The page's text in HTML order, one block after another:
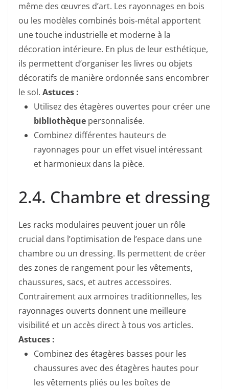
même des œuvres d’art. Les rayonnages en bois
ou les modèles combinés bois-métal apportent
une touche industrielle et moderne à la
décoration intérieure. En plus de leur esthétique,
ils permettent d’organiser les livres ou objets
décoratifs de manière ordonnée sans encombrer
le sol. Astuces :
Utilisez des étagères ouvertes pour créer une
bibliothèque personnalisée.
Combinez différentes hauteurs de
rayonnages pour un effet visuel intéressant
et harmonieux dans la pièce.
2.4. Chambre et dressing
Les racks modulaires peuvent jouer un rôle
crucial dans l’optimisation de l’espace dans une
chambre ou un dressing. Ils permettent de créer
des zones de rangement pour les vêtements,
chaussures, sacs, et autres accessoires.
Contrairement aux armoires traditionnelles, les
rayonnages ouverts donnent une meilleure
visibilité et un accès direct à tous vos articles.
Astuces :
Combinez des étagères basses pour les
chaussures avec des étagères hautes pour
les vêtements pliés ou les boîtes de